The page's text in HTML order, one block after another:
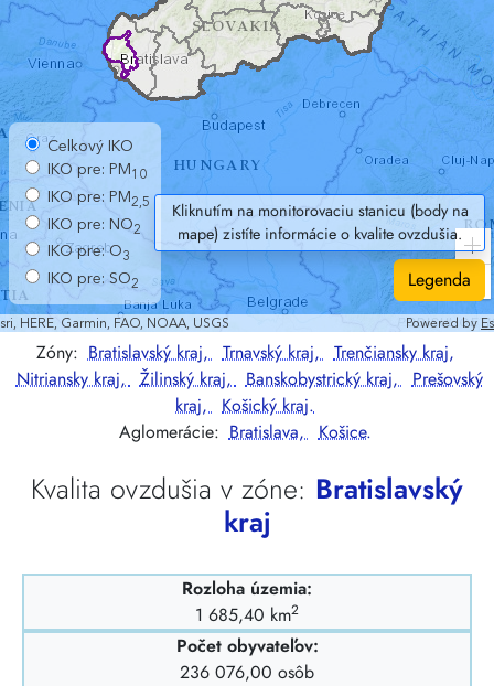
Legenda
Kliknutím na monitorovaciu stanicu (body na
mape) zistíte informácie o kvalite ovzdušia.
Zóny: Bratislavský kraj, Trnavský kraj, Trenčiansky kraj,
Nitriansky kraj, Žilinský kraj, Banskobystrický kraj, Prešovský
kraj, Košický kraj.
Aglomerácie: Bratislava, Košice.
Kvalita ovzdušia v zóne: Bratislavský
kraj
Rozloha územia:
1 685,40 km2
Počet obyvateľov:
236 076,00 osôb